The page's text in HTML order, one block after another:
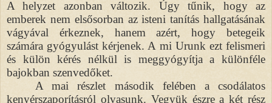
A helyzet azonban változik. Úgy tűnik, hogy az
emberek nem elsősorban az isteni tanítás hallgatásának
vágyával érkeznek, hanem azért, hogy betegeik
számára gyógyulást kérjenek. A mi Urunk ezt felismeri
és külön kérés nélkül is meggyógyítja a különféle
bajokban szenvedőket.
A mai részlet második felében a csodálatos
kenyérszaporításról olvasunk. Vegyük észre a két rész